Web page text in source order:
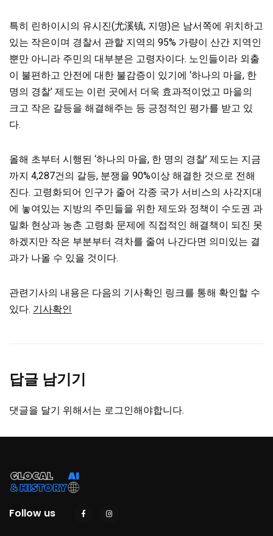
특히 린하이시의 유시진(尤溪镇, 지명)은 남서쪽에 위치하고
있는 작은이며 경찰서 관할 지역의 95% 가량이 산간 지역인
뿐만 아니라 주민의 대부분은 고령자이다. 노인들이라 외출
이 불편하고 안전에 대한 불감증이 있기에 ‘하나의 마을, 한
명의 경찰’ 제도는 이런 곳에서 더욱 효과적이었고 마을의
크고 작은 갈등을 해결해주는 등 긍정적인 평가를 받고 있
다.
올해 초부터 시행된 ‘하나의 마을, 한 명의 경찰’ 제도는 지금
까지 4,287건의 갈등, 분쟁을 90%이상 해결한 것으로 전해
진다. 고령화되어 인구가 줄어 각종 국가 서비스의 사각지대
에 놓여있는 지방의 주민들을 위한 제도와 정책이 수도권 과
밀화 현상과 농촌 고령화 문제에 직접적인 해결책이 되진 못
하겠지만 작은 부분부터 격차를 줄여 나간다면 의미있는 결
과가 나올 수 있을 것이다.
관련기사의 내용은 다음의 기사확인 링크를 통해 확인할 수
있다. 기사확인
답글 남기기
댓글을 달기 위해서는 로그인해야합니다.
Follow us